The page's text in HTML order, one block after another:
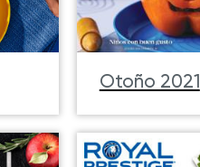
Otoño 2021